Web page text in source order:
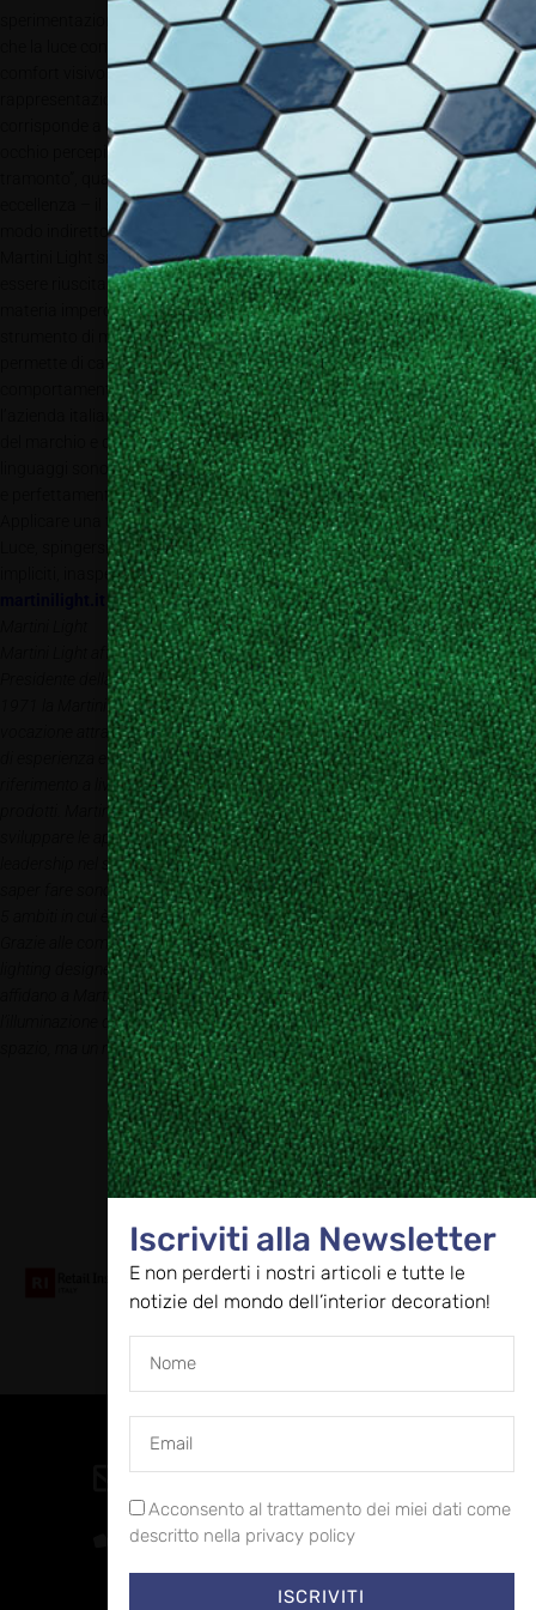
sperimentazioni hanno dimostrato
che la luce considerata ideale per il
comfort visivo e una
rappresentazione fedele dei colori
corrisponde a quella che il nostro
occhio percepisce “all’alba e al
tramonto”, quando la sorgente per
eccellenza – il sole – li illumina in
modo indiretto.
Martini Light si distingue anche per
essere riuscita a veicolare una
materia impercettibile ed eterea qual è la luce come vero e proprio
strumento di marketing. Sempre più, infatti, un buon utilizzo della luce
permette di catturare l’interesse dei fruitori e di influenzare i
comportamenti d’acquisto. Ed è per questo che, nel settore del retail,
l’azienda italiana mette in luce gli spazi ponendo attenzione al carattere
del marchio e dando vita ad una scenografia ben studiata in cui i
linguaggi sono molteplici, ma l’obiettivo è univoco: colori sempre brillanti
e perfettamente equilibrati per una resa cromatica di altissima qualità.
Applicare una tecnologia non basta, la missione di Martini Light è creare
Luce, spingersi verso nuove sfide per fare emergere i lati più nascosti,
impliciti, inaspettati, i dettagli e le sfumature degli oggetti e ambienti.
Martini Light affonda le radici nel lontano 1925, quando il padre dell’attuale
Presidente della Società fonda la Martini Timoteo, da cui ha preso vita nel
1971 la Martini Spa. Da sempre l’azienda si esprime per passione e per
vocazione attraverso la luce, arrivando a costruire nel tempo un patrimonio
di esperienza e conoscenze tali da essere riconosciuta oggi come punto di
riferimento a livello internazionale per tecnologie applicate e qualità dei
prodotti. Martini Light è stata tra le prime realtà al mondo a studiare e
sviluppare le applicazioni della tecnologia LED, rafforzando la propria
leadership nel settore dell’illuminazione tecnica. Eccellenza, creatività e
saper fare sono i valori fondanti, che guidano tutte le attività dell’azienda nei
5 ambiti in cui è specializzata: retail, hospitality, residential, office e urban.
Grazie alle competenze acquisite e all’altissimo livello di ricerca, progettisti e
lighting designers dei più importanti studi di architettura internazionali si
affidano a Martini Light per studiare e realizzare soluzioni innovative per
l’illuminazione di edifici e spazi urbani. La mission: illuminare non solo uno
spazio, ma un mondo in cui le persone vivono, abitano e lavorano.
direzione@allestire.online
0471 366087
Iscriviti alla Newsletter
E non perderti i nostri articoli e tutte le
notizie del mondo dell’interior decoration!
Acconsento al trattamento dei miei dati come
descritto nella privacy policy
ISCRIVITI